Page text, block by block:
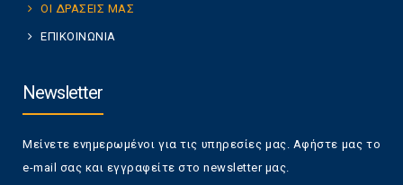
ΟΙ ΔΡΑΣΕΙΣ ΜΑΣ
ΕΠΙΚΟΙΝΩΝΙΑ
Newsletter
Μείνετε ενημερωμένοι για τις υπηρεσίες μας. Αφήστε μας το
e-mail σας και εγγραφείτε στο newsletter μας.